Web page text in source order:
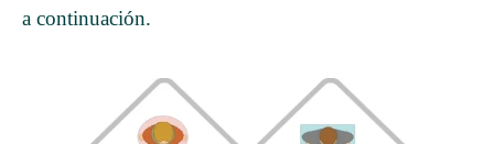
a continuación.